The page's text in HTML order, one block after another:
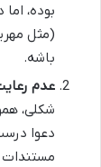
بوده،
(مثل
باشه.
عدم
شکلی،
دعوا
مستندات